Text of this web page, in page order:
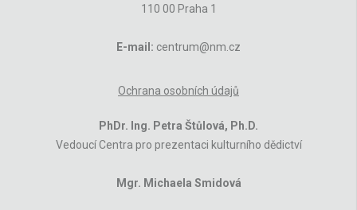
110 00 Praha 1
E-mail: centrum@nm.cz
Ochrana osobních údajů
PhDr. Ing. Petra Štůlová, Ph.D.
Vedoucí Centra pro prezentaci kulturního dědictví
Mgr. Michaela Smidová